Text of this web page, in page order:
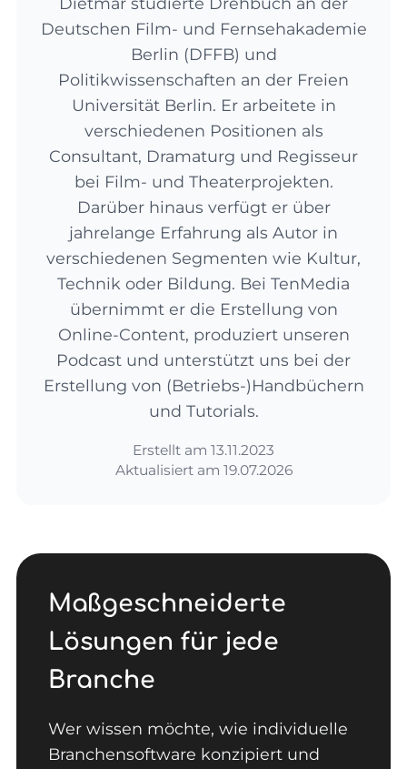
Deutschen Film- und Fernsehakademie
Berlin (DFFB) und
Politikwissenschaften an der Freien
Universität Berlin. Er arbeitete in
verschiedenen Positionen als
Consultant, Dramaturg und Regisseur
bei Film- und Theaterprojekten.
Darüber hinaus verfügt er über
jahrelange Erfahrung als Autor in
verschiedenen Segmenten wie Kultur,
Technik oder Bildung. Bei TenMedia
übernimmt er die Erstellung von
Online-Content, produziert unseren
Podcast und unterstützt uns bei der
Erstellung von (Betriebs-)Handbüchern
und Tutorials.
Erstellt am 13.11.2023
Aktualisiert am 19.07.2026
Maßgeschneiderte
Lösungen für jede
Branche
Wer wissen möchte, wie individuelle
Branchensoftware konzipiert und